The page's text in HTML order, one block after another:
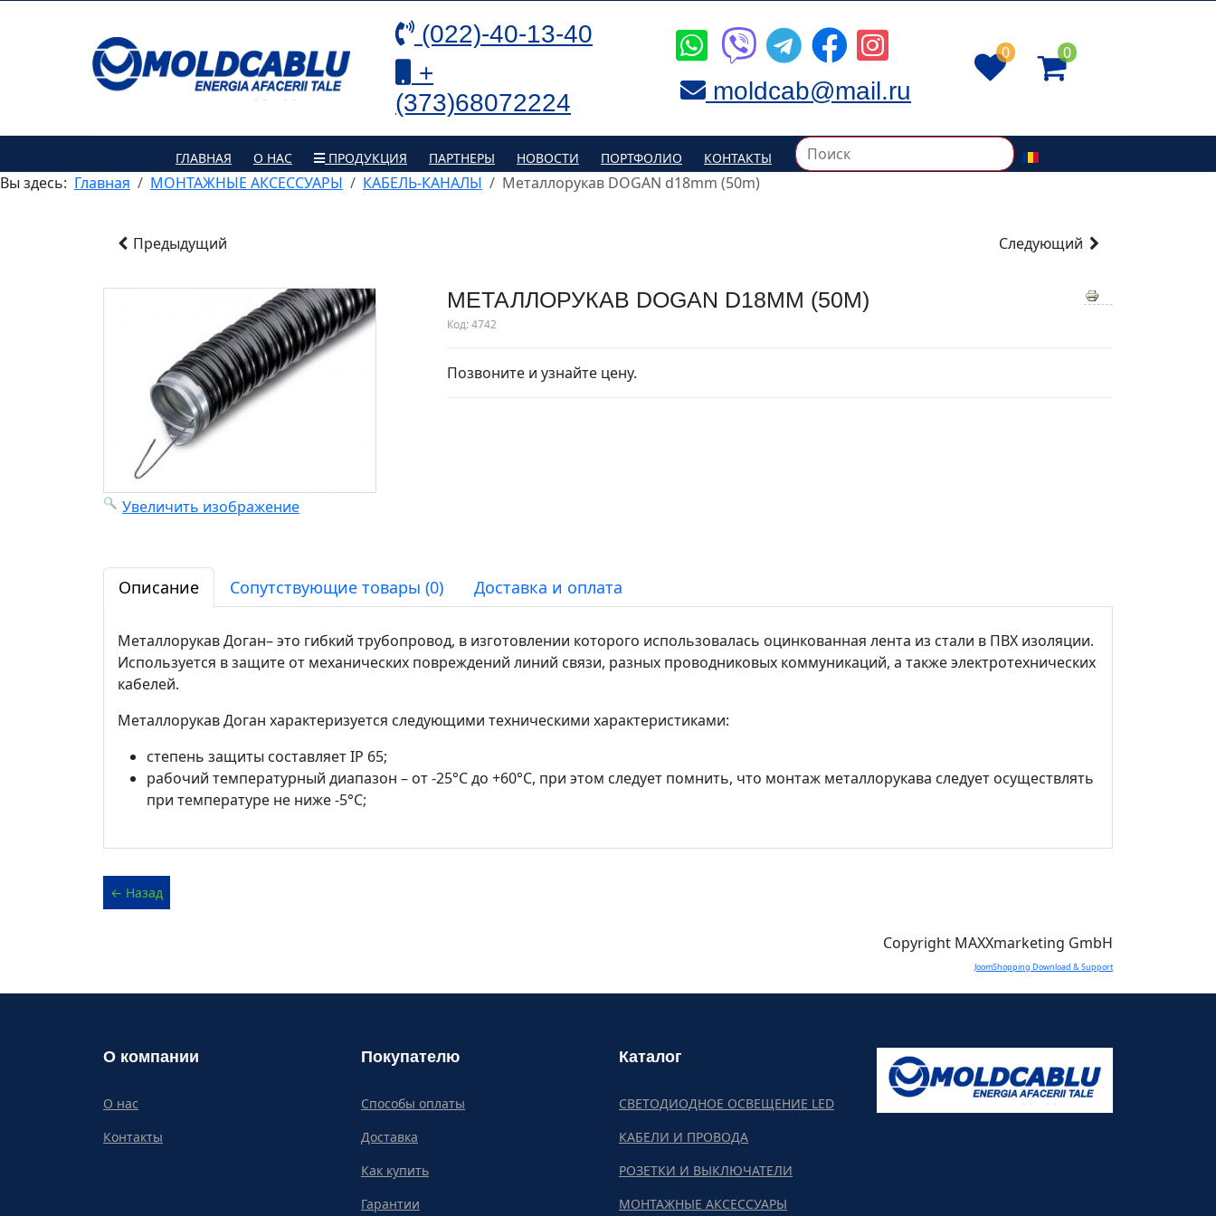
(022)-40-13-40
+
(373)68072224
moldcab@mail.ru
0 0
ГЛАВНАЯ О НАС ПРОДУКЦИЯ ПАРТНЕРЫ НОВОСТИ ПОРТФОЛИО КОНТАКТЫ
Вы здесь: Главная МОНТАЖНЫЕ АКСЕССУАРЫ КАБЕЛЬ-КАНАЛЫ Металлорукав DOGAN d18mm (50m)
Предыдущий Следующий
Увеличить изображение
МЕТАЛЛОРУКАВ DOGAN D18MM (50M)
Код:4742
Позвоните и узнайте цену.
Описание Сопутствующие товары (0) Доставка и оплата
Металлорукав Доган– это гибкий трубопровод, в изготовлении которого использовалась оцинкованная лента из стали в ПВХ изоляции.
Используется в защите от механических повреждений линий связи, разных проводниковых коммуникаций, а также электротехнических
кабелей.
Металлорукав Доган характеризуется следующими техническими характеристиками:
степень защиты составляет IP 65;
рабочий температурный диапазон – от -25°С до +60°С, при этом следует помнить, что монтаж металлорукава следует осуществлять
при температуре не ниже -5°С;
Copyright MAXXmarketing GmbH
JoomShopping Download & Support
О компании
О нас
Контакты
Покупателю
Способы оплаты
Доставка
Как купить
Гарантии
Каталог
СВЕТОДИОДНОЕ ОСВЕЩЕНИЕ LED
КАБЕЛИ И ПРОВОДА
РОЗЕТКИ И ВЫКЛЮЧАТЕЛИ
МОНТАЖНЫЕ АКСЕССУАРЫ